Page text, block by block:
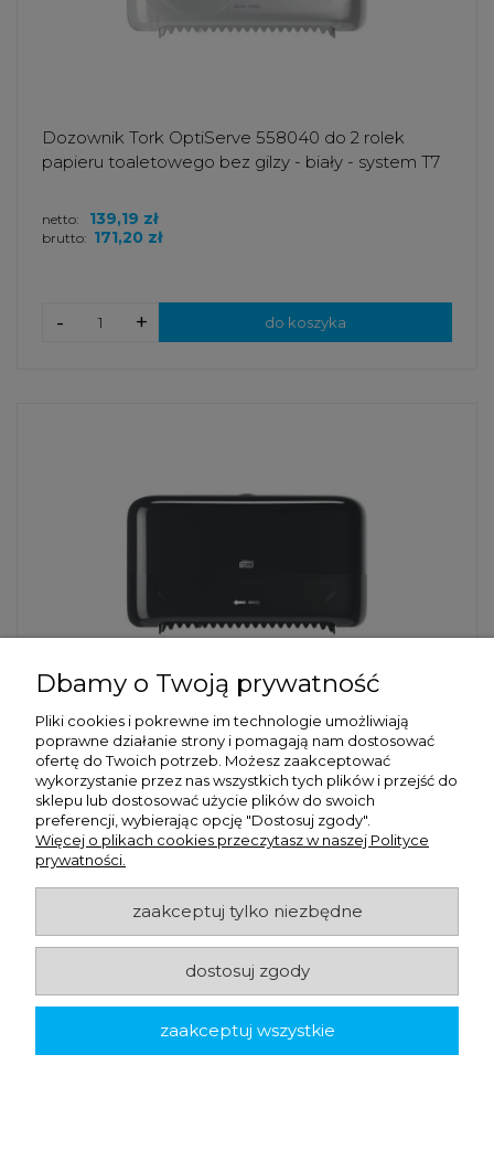
Dozownik Tork OptiServe 558040 do 2 rolek
papieru toaletowego bez gilzy - biały - system T7
brutto: 171,20 zł
netto: 139,19 zł
+
- do koszyka
Dozownik Tork OptiServe 558048 do 2 rolek
papieru toaletowego bez gilzy - czarny - system
T7
brutto: 171,20 zł
netto: 139,19 zł
+ do koszyka
Dbamy o Twoją prywatność
Pliki cookies i pokrewne im technologie umożliwiają
poprawne działanie strony i pomagają nam dostosować
ofertę do Twoich potrzeb. Możesz zaakceptować
wykorzystanie przez nas wszystkich tych plików i przejść do
sklepu lub dostosować użycie plików do swoich
preferencji, wybierając opcję "Dostosuj zgody".
Więcej o plikach cookies przeczytasz w naszej Polityce
prywatności.
zaakceptuj tylko niezbędne
dostosuj zgody
zaakceptuj wszystkie